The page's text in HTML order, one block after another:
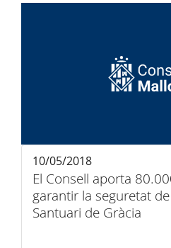
El Consell aporta
garantir la seguretat de
Santuari de Gràcia
10/05/2018